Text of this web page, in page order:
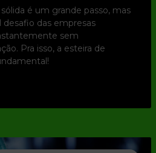
é um grande passo, mas
desafio das empresas
sem
Pra isso, a esteira de